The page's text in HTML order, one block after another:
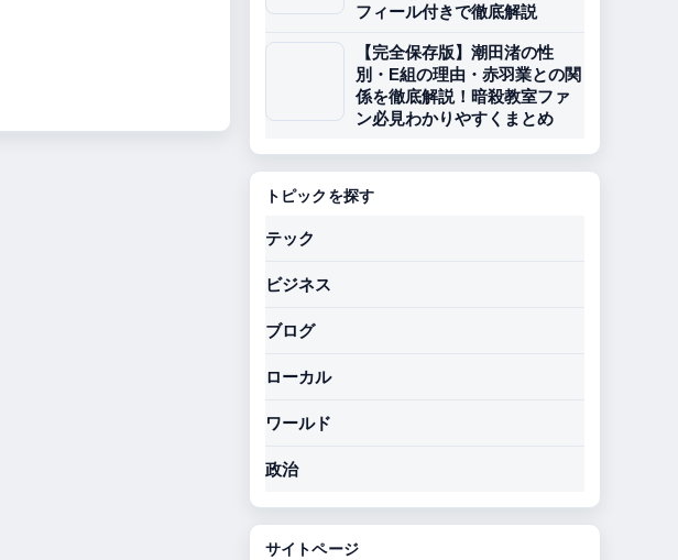
フィール付きで徹底解説
【完全保存版】潮田渚の性
別・E組の理由・赤羽業との関
係を徹底解説！暗殺教室ファ
ン必見わかりやすくまとめ
トピックを探す
テック
ビジネス
ブログ
ローカル
ワールド
政治
サイトページ